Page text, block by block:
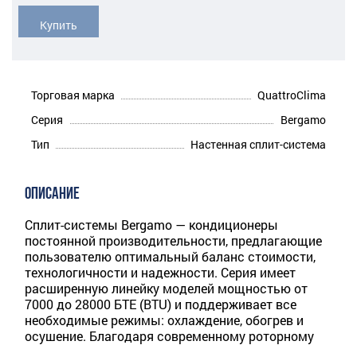
Купить
Торговая марка
QuattroClima
Серия
Bergamo
Тип
Настенная сплит-система
ОПИСАНИЕ
Сплит-системы Bergamo — кондиционеры
постоянной производительности, предлагающие
пользователю оптимальный баланс стоимости,
технологичности и надежности. Серия имеет
расширенную линейку моделей мощностью от
7000 до 28000 БТЕ (BTU) и поддерживает все
необходимые режимы: охлаждение, обогрев и
осушение. Благодаря современному роторному